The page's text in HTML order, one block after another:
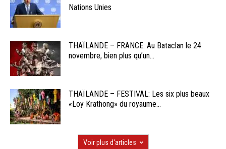
Nations Unies
THAÏLANDE – FRANCE: Au Bataclan le 24
novembre, bien plus qu’un...
THAÏLANDE – FESTIVAL: Les six plus beaux
«Loy Krathong» du royaume...
Voir plus d'articles